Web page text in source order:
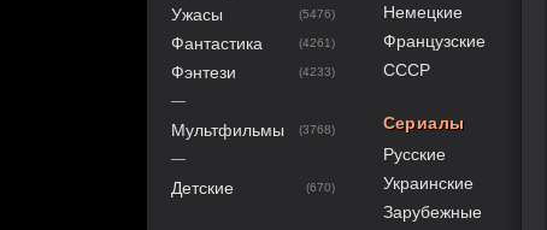
Ужасы (5476)
Фантастика (4261)
Фэнтези (4233)
—
Мультфильмы (3768)
—
Детские (670)
Немецкие
Французские
СССР
Сериалы
Русские
Украинские
Зарубежные